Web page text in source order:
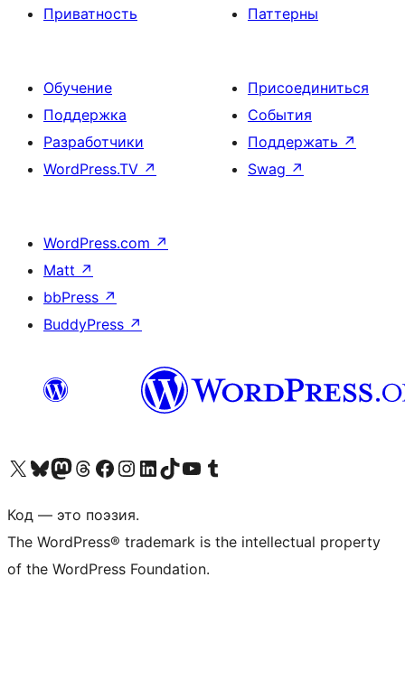
Приватность
Паттерны
Обучение
Поддержка
Разработчики
WordPress.TV ↗
Присоединиться
События
Поддержать ↗
Swag ↗
WordPress.com ↗
Matt ↗
bbPress ↗
BuddyPress ↗
Посетите нас в X (ранее Twitter)
Посетите нашу учётную запись в Bluesky
Посетите нашу ленту в Mastodon
Посетите нашу учётную запись в Threads
Посетите нашу страницу на Facebook
Посетите наш Instagram
Посетите нашу страницу в LinkedIn
Посетите нашу учётную запись в TikTok
Посетите наш канал YouTube
Посетите нашу учётную запись в Tumblr
Код — это поэзия.
The WordPress® trademark is the intellectual property
of the WordPress Foundation.